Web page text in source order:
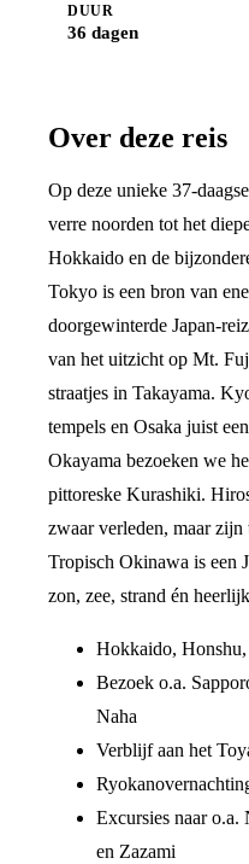
DUUR
36 dagen
Over deze reis
Op deze unieke 37-
verre noorden tot het
Hokkaido en de
Tokyo is een bron van
doorgewinterde Japan-
van het uitzicht op Mt.
straatjes in Takayama.
tempels en Osaka juist
Okayama bezoeken we
pittoreske Kurashiki.
zwaar verleden, maar
Tropisch Okinawa is een
zon, zee, strand én
Hokkaido,
Bezoek o.a.
Naha
Verblijf aan het
Excursies naar
en Zazami